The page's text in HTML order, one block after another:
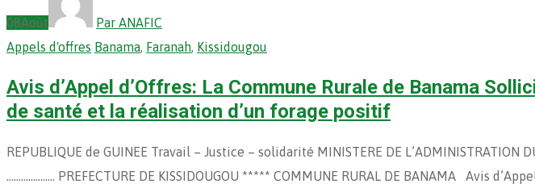
08Août
Par ANAFIC
Appels d'offres Banama, Faranah, Kissidougou
Avis d’Appel d’Offres: La Commune Rurale de Banama
de santé et la réalisation d’un forage positif
REPUBLIQUE de GUINEE Travail – Justice – solidarité MINISTERE DE L’ADMINISTRATION
……………….. PREFECTURE DE KISSIDOUGOU ***** COMMUNE RURAL DE BANAMA Avis d’Appel